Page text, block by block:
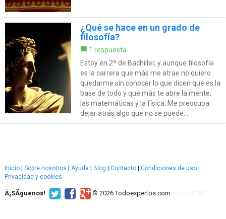
¿Qué se hace en un grado de
filosofía?
1 respuesta
Estoy en 2º de Bachiller, y aunque filosofía
es la carrera que más me atrae no quiero
quedarme sin conocer lo que dicen que es la
base de todo y que más te abre la mente,
las matemáticas y la física. Me preocupa
dejar atrás algo que no se puede...
Inicio | Sobre nosotros | Ayuda | Blog | Contacto | Condiciones de uso |
Privacidad y cookies
Â¡SÃ­guenos! © 2026 Todoexpertos.com.